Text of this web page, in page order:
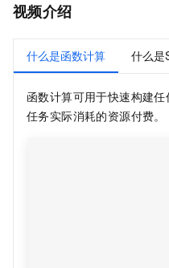
视频介绍
什么是函数计算 什么是
函数计算可用于快速构建
任务实际消耗的资源付费。